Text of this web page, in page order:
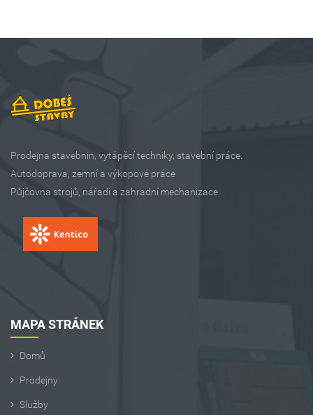
Prodejna stavebnin, vytápěcí techniky, stavební práce.
Autodoprava, zemní a výkopové práce
Půjčovna strojů, nářadí a zahradní mechanizace
MAPA STRÁNEK
Domů
Prodejny
Služby